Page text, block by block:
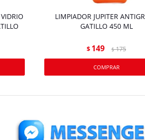
LIMPIADOR JUPITER
GATILLO 450 ML
$ 149 $ 175